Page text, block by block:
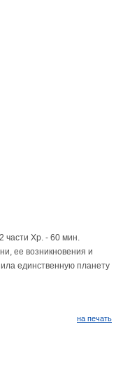
части Хр. - 60 мин.
ее возникновения и
единственную планету
на печать